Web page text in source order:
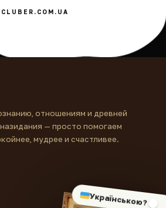
CLUBER.COM.UA
Українською?
отношениям и древней
— просто помогаем
мудрее и счастливее.